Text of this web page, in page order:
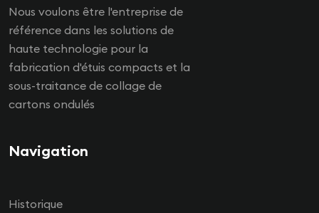
Nous voulons être l'entreprise de
référence dans les solutions de
haute technologie pour la
fabrication d'étuis compacts et la
sous-traitance de collage de
cartons ondulés
Navigation
Historique